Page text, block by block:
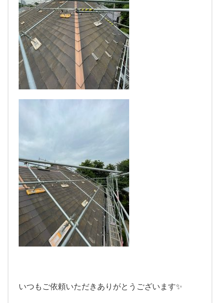
いつもご依頼いただきありがとうございます✨